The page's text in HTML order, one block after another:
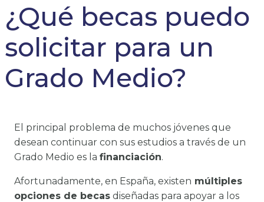
¿Qué becas puedo
solicitar para un
Grado Medio?
El principal problema de muchos jóvenes que
desean continuar con sus estudios a través de un
Grado Medio es la financiación.
Afortunadamente, en España, existen múltiples
opciones de becas diseñadas para apoyar a los